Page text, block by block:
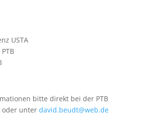
USTA
bitte direkt bei der PTB
oder unter david.beudt@web.de